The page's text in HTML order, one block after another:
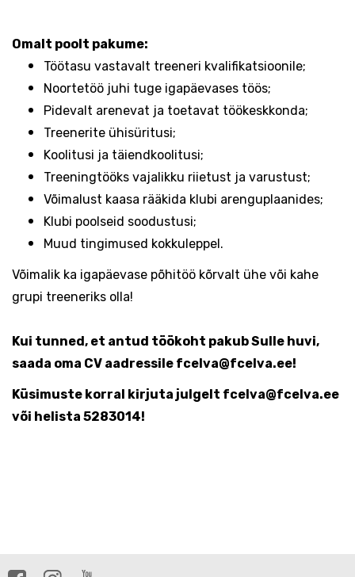
Omalt poolt pakume:
Töötasu vastavalt treeneri kvalifikatsioonile;
Noortetöö juhi tuge igapäevases töös;
Pidevalt arenevat ja toetavat töökeskkonda;
Treenerite ühisüritusi;
Koolitusi ja täiendkoolitusi;
Treeningtööks vajalikku riietust ja varustust;
Võimalust kaasa rääkida klubi arenguplaanides;
Klubi poolseid soodustusi;
Muud tingimused kokkuleppel.
Võimalik ka igapäevase põhitöö kõrvalt ühe või kahe
grupi treeneriks olla!
Kui tunned, et antud töökoht pakub Sulle huvi,
saada oma CV aadressile fcelva@fcelva.ee!
Küsimuste korral kirjuta julgelt fcelva@fcelva.ee
või helista 5283014!